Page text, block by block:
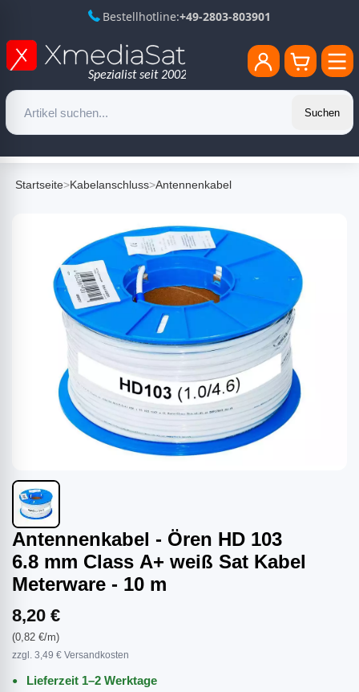
Bestellhotline:+49-2803-803901
Suchen
Startseite>Kabelanschluss>Antennenkabel
Antennenkabel - Ören HD 103
6.8 mm Class A+ weiß Sat Kabel
Meterware - 10 m
8,20 €
(0,82 €/m)
zzgl. 3,49 € Versandkosten
Lieferzeit 1–2 Werktage